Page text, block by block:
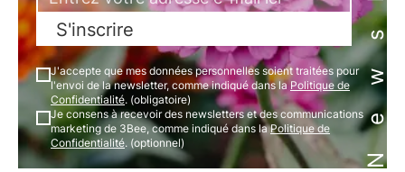
S'inscrire
J'accepte que mes données personnelles soient traitées pour
l'envoi de la newsletter, comme indiqué dans laPolitique de
Confidentialité. (obligatoire)
Je consens à recevoir des newsletters et des communications
marketing de 3Bee, comme indiqué dans laPolitique de
Confidentialité. (optionnel)